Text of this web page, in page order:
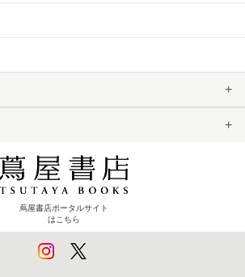
蔦屋書店ポータルサイト
はこちら